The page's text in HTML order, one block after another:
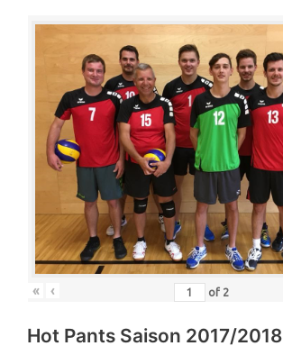
« ‹ of 2
Hot Pants Saison 2017/2018